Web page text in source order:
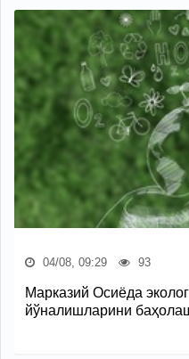
04/08, 09:29 93
Марказий Осиёда
йўналишларини